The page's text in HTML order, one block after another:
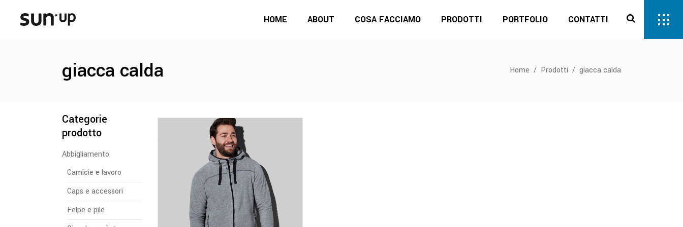
HOME ABOUT COSA FACCIAMO PRODOTTI PORTFOLIO CONTATTI
giacca calda Home / Prodotti / giacca calda
Questo
prodotto
ha
Categorie
prodotto
Abbigliamento
Camicie e lavoro
Caps e accessori
Felpe e pile